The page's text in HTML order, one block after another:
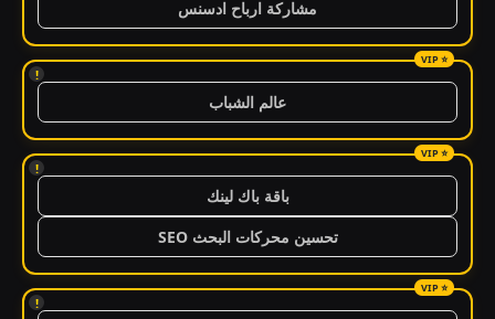
مشاركة ارباح ادسنس
!
عالم الشباب
!
باقة باك لينك
تحسين محركات البحث SEO
!